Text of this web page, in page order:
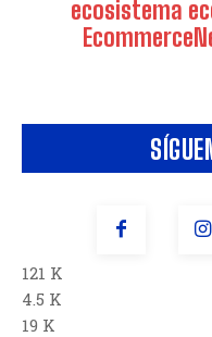
121 K
4.5 K
19 K
ecosistema